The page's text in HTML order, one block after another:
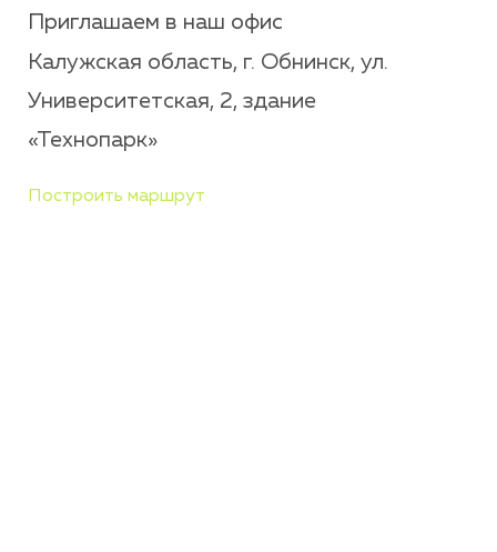
Приглашаем в наш офис
Калужская область, г. Обнинск, ул.
Университетская, 2, здание
«Технопарк»
Построить маршрут